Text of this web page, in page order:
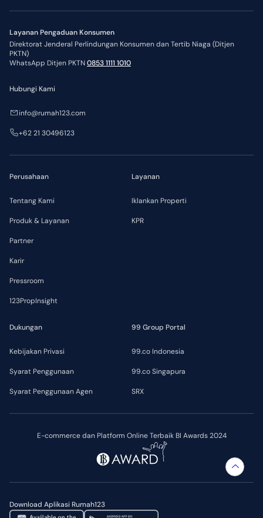
Layanan Pengaduan Konsumen
Direktorat Jenderal Perlindungan Konsumen dan Tertib Niaga (Ditjen
PKTN)
WhatsApp Ditjen PKTN0853 1111 1010
E-commerce dan Platform Online Terbaik BI Awards 2024
Download Aplikasi Rumah123
Perusahaan
Tentang Kami
Produk & Layanan
Partner
Karir
Pressroom
123PropInsight
Layanan
Iklankan Properti
KPR
Dukungan
Kebijakan Privasi
Syarat Penggunaan
Syarat Penggunaan Agen
99 Group Portal
99.co Indonesia
99.co Singapura
SRX
Hubungi Kami
info@rumah123.com
+62 21 30496123